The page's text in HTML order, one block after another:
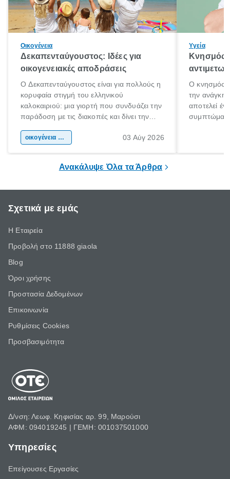
Οικογένεια
Δεκαπενταύγουστος: Ιδέες για
οικογενειακές αποδράσεις
Ο Δεκαπενταύγουστος είναι για πολλούς η
κορυφαία στιγμή του ελληνικού
καλοκαιριού: μια γιορτή που συνδυάζει την
παράδοση με τις διακοπές και δίνει την
χώρας. Είτε πρόκειται για λίγες μέρες
οικογένεια & παιδί 03 Αύγ 2026
Υγεία
Κνησμός:
Ο κνησμός
την ανάγκη
αποτελεί
Ανακάλυψε Όλα τα Άρθρα
Σχετικά με εμάς
Η Εταιρεία
Προβολή στο 11888 giaola
Blog
Όροι χρήσης
Προστασία Δεδομένων
Επικοινωνία
Ρυθμίσεις Cookies
Προσβασιμότητα
Δ/νση: Λεωφ. Κηφισίας αρ. 99, Μαρούσι
ΑΦΜ: 094019245 | ΓΕΜΗ: 001037501000
Υπηρεσίες
Επείγουσες Εργασίες